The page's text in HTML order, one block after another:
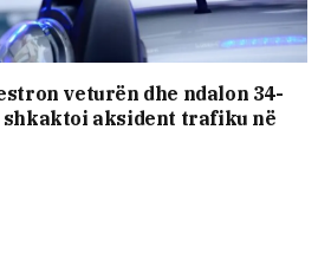
veturën dhe ndalon 34-
shkaktoi aksident trafiku në